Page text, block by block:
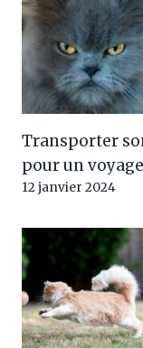
Transporter
pour un
12 janvier 2024